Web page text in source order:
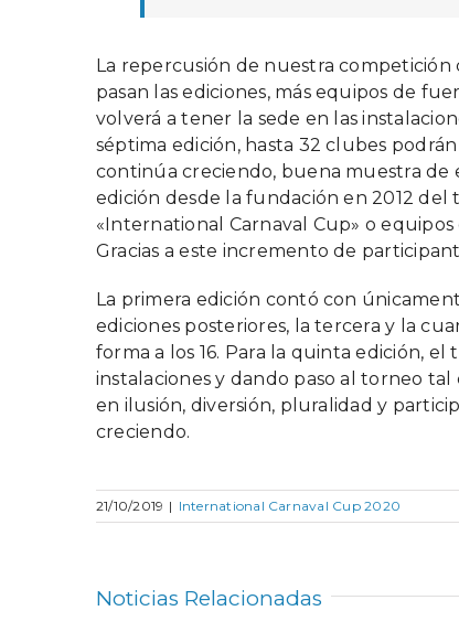
La repercusión de nuestra
pasan las ediciones, más equipos de
volverá a tener la sede en las
séptima edición, hasta 32 clubes
continúa creciendo, buena muestra de
edición desde la fundación en 2012
«International Carnaval Cup» o
Gracias a este incremento de
La primera edición contó con
ediciones posteriores, la tercera y la
forma a los 16. Para la quinta edición,
instalaciones y dando paso al torneo
en ilusión, diversión, pluralidad y
creciendo.
21/10/2019 | International Carnaval Cup 2020
Noticias Relacionadas